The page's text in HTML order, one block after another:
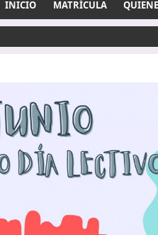
INICIO MATRÍCULA